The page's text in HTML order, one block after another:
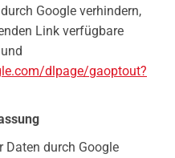
Google verhindern,
Link verfügbare
dlpage/gaoptout?
Daten durch Google